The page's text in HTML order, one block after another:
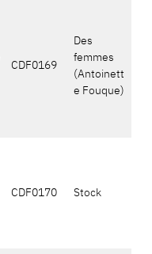
CDF0169
Des
femmes
(Antoinett
e Fouque)
CDF0170 Stock